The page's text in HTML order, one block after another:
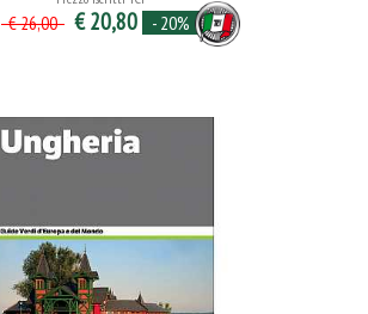
€ 26,00 € 20,80 - 20%